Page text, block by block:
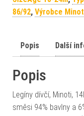
86/92, Výrobce
Popis Další
Popis
Legíny dívčí, Minoti,
směsi 94% bavlny a